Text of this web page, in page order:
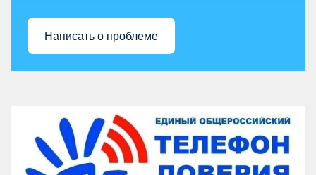
Написать о проблеме